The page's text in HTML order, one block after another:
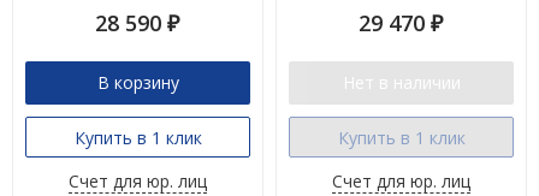
28 590 ₽
В корзину
Купить в 1 клик
Счет для юр. лиц
29 470 ₽
Нет в наличии
Купить в 1 клик
Счет для юр. лиц